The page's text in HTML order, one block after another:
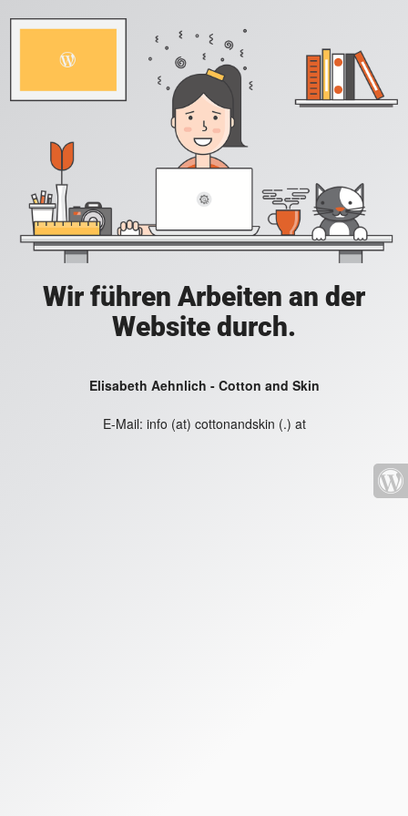
Wir führen Arbeiten an der
Website durch.
Elisabeth Aehnlich - Cotton and Skin
E-Mail: info (at) cottonandskin (.) at